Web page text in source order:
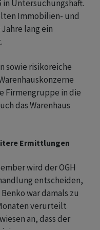
Untersuchungshaft.
Immobilien- und
lang ein
sowie risikoreiche
Firmengruppe in die
das Warenhaus
Ermittlungen
wird der OGH
entscheiden,
war damals zu
verurteilt
an, dass der